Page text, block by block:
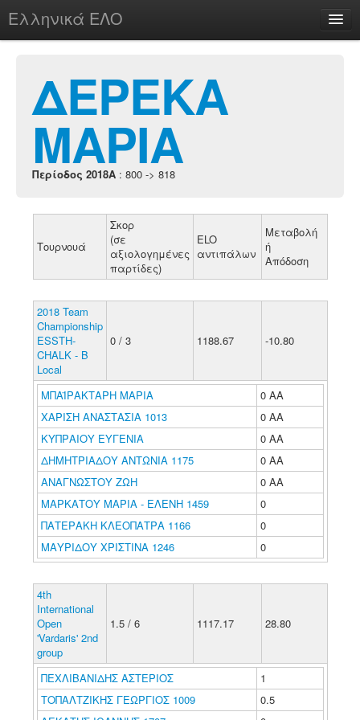
Ελληνικά ΕΛΟ
chesstu.be @ discord
Login
ΔΕΡΕΚΑ
ΜΑΡΙΑ
Περίοδος 2018A : 800 -> 818
Τουρνουά
Σκορ
(σε
αξιολογημένες
παρτίδες)
ELO
αντιπάλων
Μεταβολή
ή
Απόδοση
2018 Team
Championship
ESSTH-
CHALK - B
Local
0 / 3 1188.67 -10.80
ΜΠΑΪΡΑΚΤΑΡΗ ΜΑΡΙΑ
0 ΑΑ
ΧΑΡΙΣΗ ΑΝΑΣΤΑΣΙΑ 1013
0 ΑΑ
ΚΥΠΡΑΙΟΥ ΕΥΓΕΝΙΑ
0 ΑΑ
ΔΗΜΗΤΡΙΑΔΟΥ ΑΝΤΩΝΙΑ 1175
0 ΑΑ
ΑΝΑΓΝΩΣΤΟΥ ΖΩΗ
0 ΑΑ
ΜΑΡΚΑΤΟΥ ΜΑΡΙΑ - ΕΛΕΝΗ 1459
0
ΠΑΤΕΡΑΚΗ ΚΛΕΟΠΑΤΡΑ 1166
0
ΜΑΥΡΙΔΟΥ ΧΡΙΣΤΙΝΑ 1246
0
4th
International
Open
'Vardaris' 2nd
group
1.5 / 6 1117.17 28.80
ΠΕΧΛΙΒΑΝΙΔΗΣ ΑΣΤΕΡΙΟΣ
1
ΤΟΠΑΛΤΖΙΚΗΣ ΓΕΩΡΓΙΟΣ 1009
0.5